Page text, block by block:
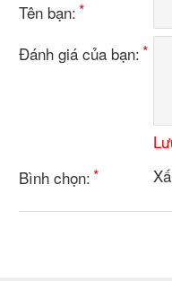
Tên bạn:
Đánh giá của bạn:
Bình chọn: